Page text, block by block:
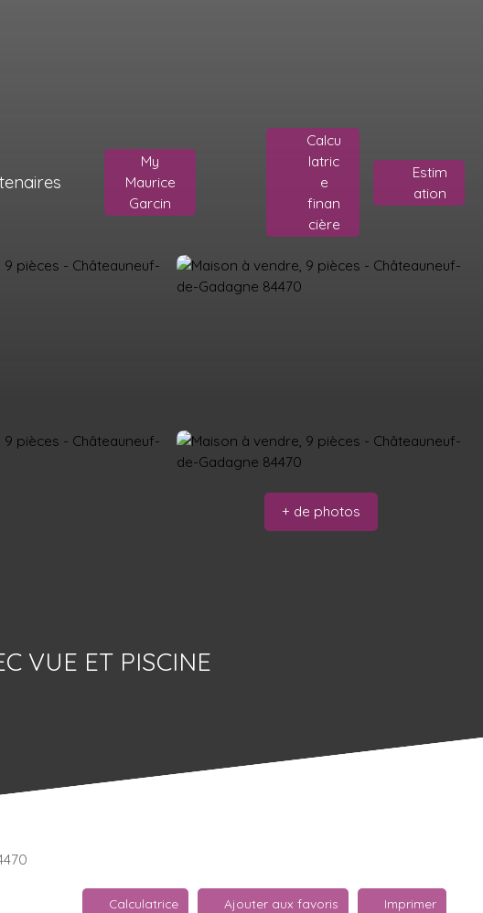
My
Maurice
Garcin
Calcu
latric
e
finan
cière
Estim
ation
+ de photos
VUE ET PISCINE
Calculatrice Ajouter aux favoris Imprimer